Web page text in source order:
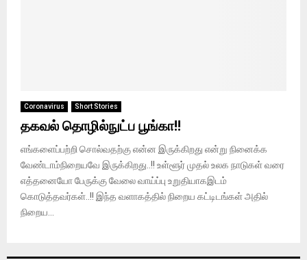
Coronavirus Short Stories
தகவல் தொழில்நுட்ப பூங்கா!!
எங்களைப்பற்றி சொல்வதற்கு என்ன இருக்கிறது என்று நினைக்க
வேண்டாம்நிறையவே இருக்கிறது..!! உள்ளூர் முதல் உலக நாடுகள் வரை
எத்தனையோ பேருக்கு வேலை வாய்ப்பு உறுதியாகஇடம்
கொடுத்தவர்கள்..!! இந்த வளாகத்தில் நிறைய கட்டிடங்கள் அதில்
நிறைய...